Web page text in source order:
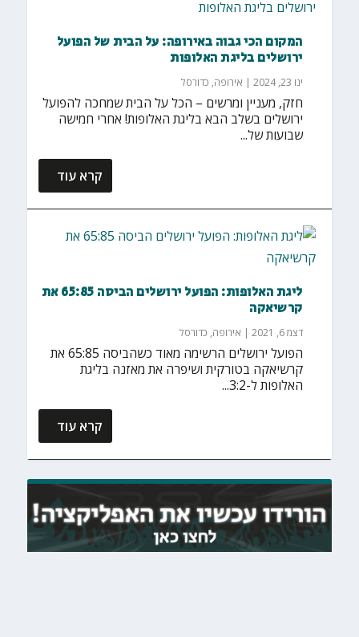
המקום הכי גבוה באירופה: על הבית של הפועל
ירושלים בליגת האלופות
ינו 23, 2024 | אירופה, כדורסל
חזק, מעניין ומרשים – הכל על הבית שמחכה להפועל
ירושלים בשלב הבא בליגת האלופות! אחרי חמישה
שבועות של...
קרא עוד
ליגת האלופות: הפועל ירושלים הביסה 65:85 את
קרשיאקה
דצמ 6, 2021 | אירופה, כדורסל
הפועל ירושלים הרשימה מאוד כשהביסה 65:85 את
קרשיאקה בטורקית ושיפרה את מאזנה בליגת
האלופות ל-3:2...
קרא עוד